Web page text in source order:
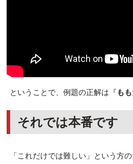
ということで、例題の正解は『も
それでは本番です
「これだけでは難しい」という方